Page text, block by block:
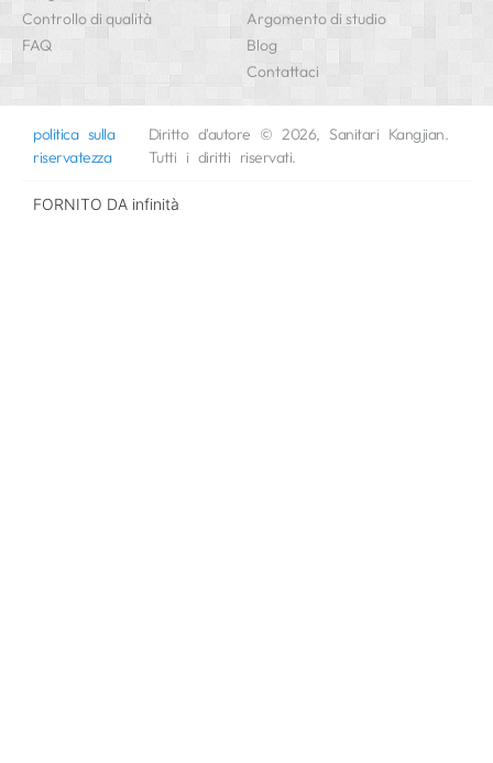
Controllo di qualità
FAQ
Argomento di studio
Blog
Contattaci
politica sulla
riservatezza
Diritto d'autore © 2026, Sanitari Kangjian.
Tutti i diritti riservati.
FORNITO DA infinità